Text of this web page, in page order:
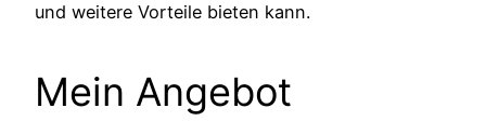
und weitere Vorteile bieten kann.
Mein Angebot